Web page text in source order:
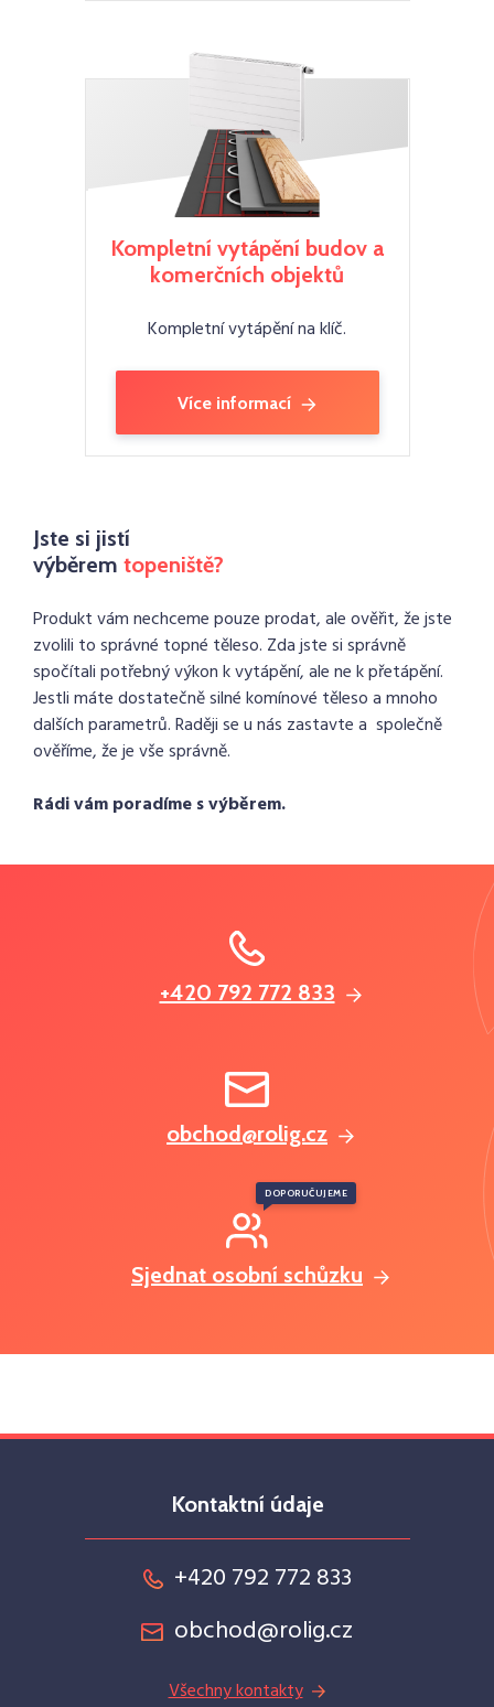
Kompletní vytápění budov a
komerčních objektů
Kompletní vytápění na klíč.
Více informací
Jste si jistí
výběrem topeniště?
Produkt vám nechceme pouze prodat, ale ověřit, že jste
zvolili to správné topné těleso. Zda jste si správně
spočítali potřebný výkon k vytápění, ale ne k přetápění.
Jestli máte dostatečně silné komínové těleso a mnoho
dalších parametrů. Raději se u nás zastavte a společně
ověříme, že je vše správně.
Rádi vám poradíme s výběrem.
+420 792 772 833
obchod@rolig.cz
Sjednat osobní schůzku
DOPORUČUJEME
Kontaktní údaje
+420 792 772 833
obchod@rolig.cz
Všechny kontakty